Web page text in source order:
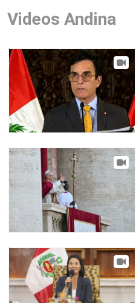
Videos Andina